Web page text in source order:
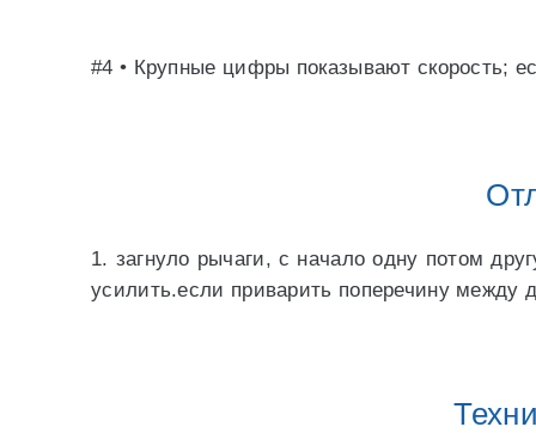
#4 • Крупные цифры показывают скорость;
1. загнуло рычаги, с начало одну потом
усилить.если приварить поперечину между